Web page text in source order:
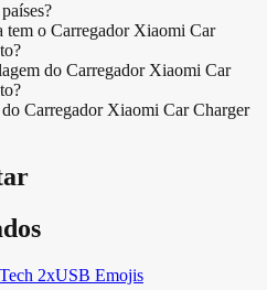
tem o Carregador Xiaomi Car
do Carregador Xiaomi Car
Carregador Xiaomi Car Charger